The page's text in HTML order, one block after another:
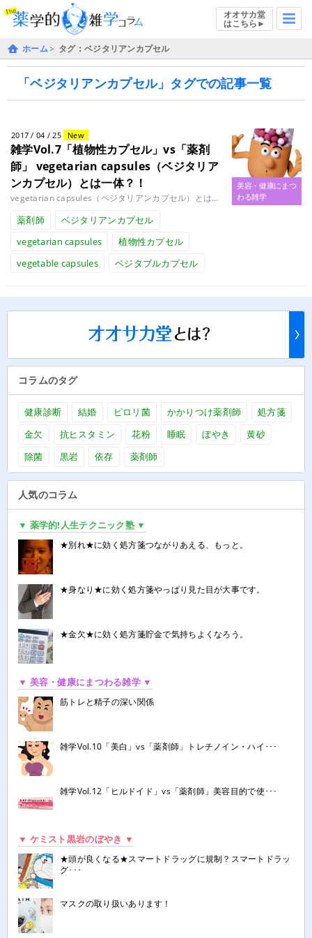
オオサカ堂
はこちら►
ホーム タグ：ベジタリアンカプセル
「ベジタリアンカプセル」タグでの記事一覧
美容・健康にまつ
わる雑学
2017 / 04 / 25 New
雑学Vol.7「植物性カプセル」vs「薬剤
師」 vegetarian capsules（ベジタリア
ンカプセル）とは一体？！
vegetarian capsules（ベジタリアンカプセル）とは一体？！こんにちは、ケミスト黒岩です。先日、お客様より........
薬剤師
ベジタリアンカプセル
vegetarian capsules
植物性カプセル
vegetable capsules
ベジタブルカプセル
コラムのタグ
健康診断 結婚 ピロリ菌 かかりつけ薬剤師
処方箋
金欠
抗ヒスタミン 花粉 睡眠 ぼやき
黄砂
除菌
黒岩 依存 薬剤師
人気のコラム
▼ 薬学的!人生テクニック塾 ▼
★別れ★に効く処方箋つながりあえる、もっと。
★身なり★に効く処方箋やっぱり見た目が大事です。
★金欠★に効く処方箋貯金で気持ちよくなろう。
▼ 美容・健康にまつわる雑学 ▼
筋トレと精子の深い関係
雑学Vol.10「美白」vs「薬剤師」トレチノイン・ハイ･･･
雑学Vol.12「ヒルドイド」vs「薬剤師」美容目的で使･･･
▼ ケミスト黒岩のぼやき ▼
★頭が良くなる★スマートドラッグに規制？スマートドラッ
グ･･･
マスクの取り扱いあります！